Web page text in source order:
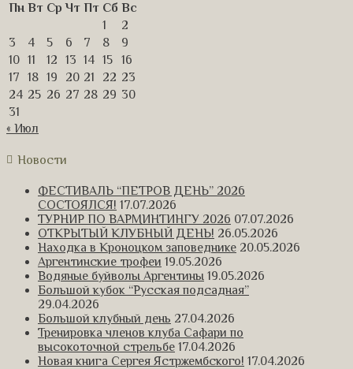
Пн Вт Ср Чт Пт Сб Вс
1
2
3
4 5 6 7 8
9
10 11 12 13 14 15
16
17
18 19 20 21 22 23
24 25 26 27 28 29 30
31
« Июл
Новости
ФЕСТИВАЛЬ “ПЕТРОВ ДЕНЬ” 2026
СОСТОЯЛСЯ! 17.07.2026
ТУРНИР ПО ВАРМИНТИНГУ 2026 07.07.2026
ОТКРЫТЫЙ КЛУБНЫЙ ДЕНЬ! 26.05.2026
Находка в Кроноцком заповеднике 20.05.2026
Аргентинские трофеи 19.05.2026
Водяные буйволы Аргентины 19.05.2026
Большой кубок “Русская подсадная”
29.04.2026
Большой клубный день 27.04.2026
Тренировка членов клуба Сафари по
высокоточной стрельбе 17.04.2026
Новая книга Сергея Ястржембского! 17.04.2026